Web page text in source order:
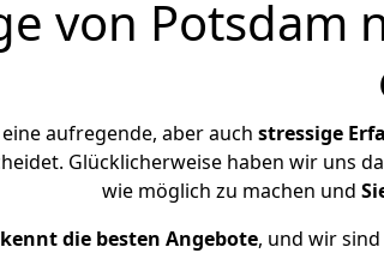
von Potsdam
aufregende, aber auch stressige
Glücklicherweise haben wir uns
wie möglich zu machen und
die besten Angebote, und wir